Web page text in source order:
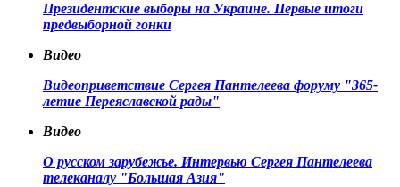
Президентские выборы на Украине. Первые итоги
предвыборной гонки
Видео
Видеоприветствие Сергея Пантелеева форуму "365-
летие Переяславской рады"
Видео
О русском зарубежье. Интервью Сергея Пантелеева
телеканалу "Большая Азия"